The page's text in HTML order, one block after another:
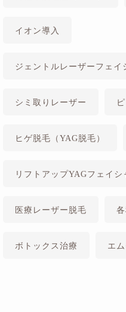
イオン導入
ジェントルレーザーフェイ
シミ取りレーザー
ヒゲ脱毛（YAG脱毛）
リフトアップYAGフェイシ
医療レーザー脱毛
ボトックス治療 エ